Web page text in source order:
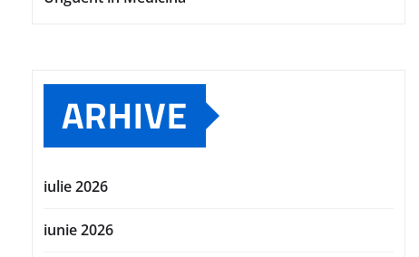
ARHIVE
iulie 2026
iunie 2026